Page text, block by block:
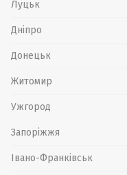
Луцьк
Дніпро
Донецьк
Житомир
Ужгород
Запоріжжя
Івано-Франківськ